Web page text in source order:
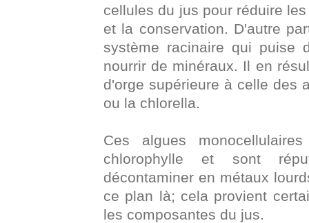
cellules du jus pour réduire
et la conservation. D'autre
système racinaire qui
nourrir de minéraux. Il en
d'orge supérieure à celle des
ou la chlorella.
Ces algues
chlorophylle et sont
décontaminer en métaux
ce plan là; cela provient
les composantes du jus.